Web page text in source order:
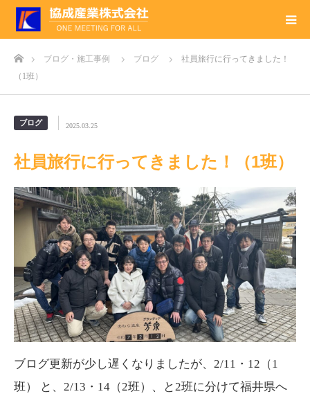
ホームブログ・施工事例 ブログ
社員旅行に行ってきました！
（1班）
ブログ 2025.03.25
社員旅行に行ってきました！（1班）
ブログ更新が少し遅くなりましたが、2/11・12（1
班） と、2/13・14（2班）、と2班に分けて福井県へ